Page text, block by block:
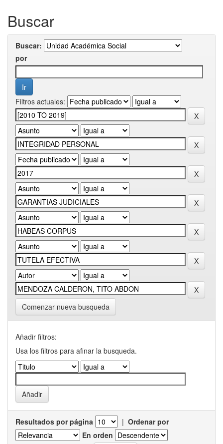
Buscar
Buscar:
por
Filtros actuales:
Comenzar nueva busqueda
Añadir filtros:
Usa los filtros para afinar la busqueda.
Resultados por página | Ordenar por
En orden